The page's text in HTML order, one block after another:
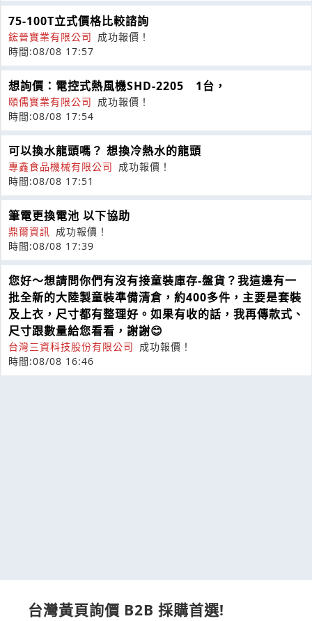
75-100T立式價格比較諮詢
鋐晉實業有限公司 成功報價！
時間:08/08 17:57
想詢價：電控式熱風機SHD-2205 1台，
頤儒實業有限公司 成功報價！
時間:08/08 17:54
可以換水龍頭嗎？ 想換冷熱水的龍頭
專鑫食品機械有限公司 成功報價！
時間:08/08 17:51
筆電更換電池 以下協助
鼎爾資訊 成功報價！
時間:08/08 17:39
您好～想請問你們有沒有接童裝庫存-盤貨？我這邊有一
批全新的大陸製童裝準備清倉，約400多件，主要是套裝
及上衣，尺寸都有整理好。如果有收的話，我再傳款式、
尺寸跟數量給您看看，謝謝😊
台灣三資科技股份有限公司 成功報價！
時間:08/08 16:46
台灣黃頁詢價 B2B 採購首選!